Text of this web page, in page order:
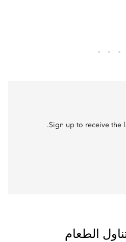
Sign up to receive the
الطعام